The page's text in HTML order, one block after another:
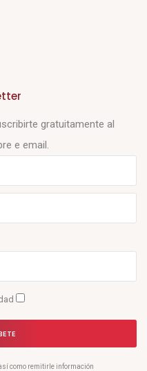
gratuitamente al
e email.
como remitirle información